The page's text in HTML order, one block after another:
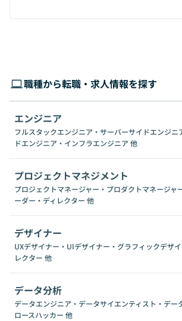
職種から転職・求人情報を探す
エンジニア
フルスタックエンジニア・サーバーサイドエンジニ
ドエンジニア・インフラエンジニア 他
プロジェクトマネジメント
プロジェクトマネージャー・プロダクトマネージャ
ーダー・ディレクター 他
デザイナー
UXデザイナー・UIデザイナー・グラフィックデザ
レクター 他
データ分析
データエンジニア・データサイエンティスト・デー
ロースハッカー 他